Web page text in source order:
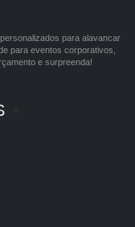
para alavancar
para eventos corporativos,
e surpreenda!